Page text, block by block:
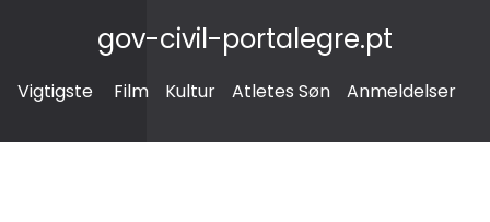
gov-civil-portalegre.pt
Vigtigste Film Kultur Atletes Søn Anmeldelser